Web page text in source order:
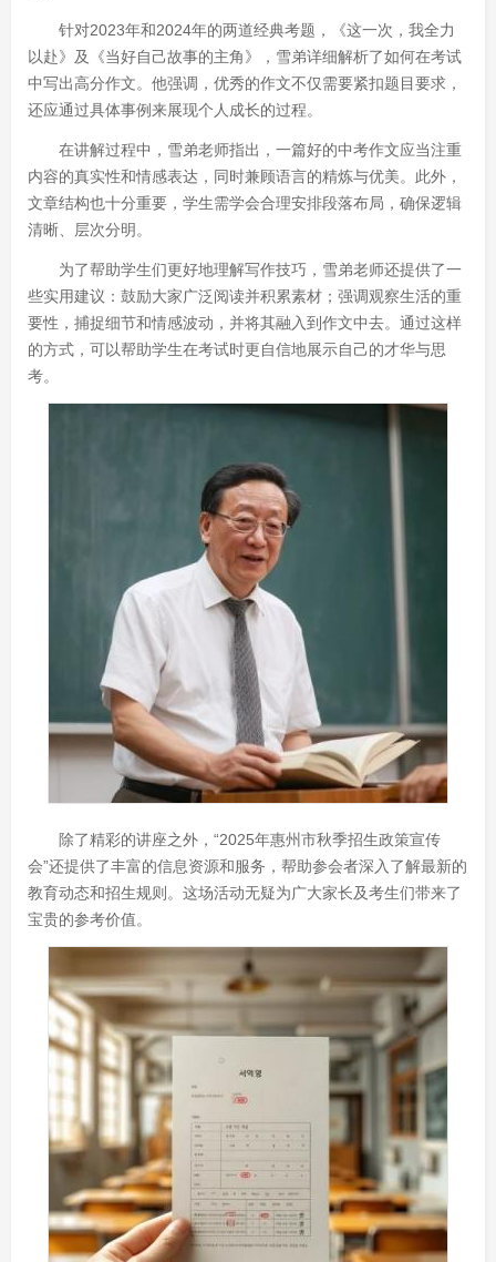
针对2023年和2024年的两道经典考题，《这一次，我全力
以赴》及《当好自己故事的主角》，雪弟详细解析了如何在考试
中写出高分作文。他强调，优秀的作文不仅需要紧扣题目要求，
还应通过具体事例来展现个人成长的过程。
在讲解过程中，雪弟老师指出，一篇好的中考作文应当注重
内容的真实性和情感表达，同时兼顾语言的精炼与优美。此外，
文章结构也十分重要，学生需学会合理安排段落布局，确保逻辑
清晰、层次分明。
为了帮助学生们更好地理解写作技巧，雪弟老师还提供了一
些实用建议：鼓励大家广泛阅读并积累素材；强调观察生活的重
要性，捕捉细节和情感波动，并将其融入到作文中去。通过这样
的方式，可以帮助学生在考试时更自信地展示自己的才华与思
考。
除了精彩的讲座之外，“2025年惠州市秋季招生政策宣传
会”还提供了丰富的信息资源和服务，帮助参会者深入了解最新的
教育动态和招生规则。这场活动无疑为广大家长及考生们带来了
宝贵的参考价值。